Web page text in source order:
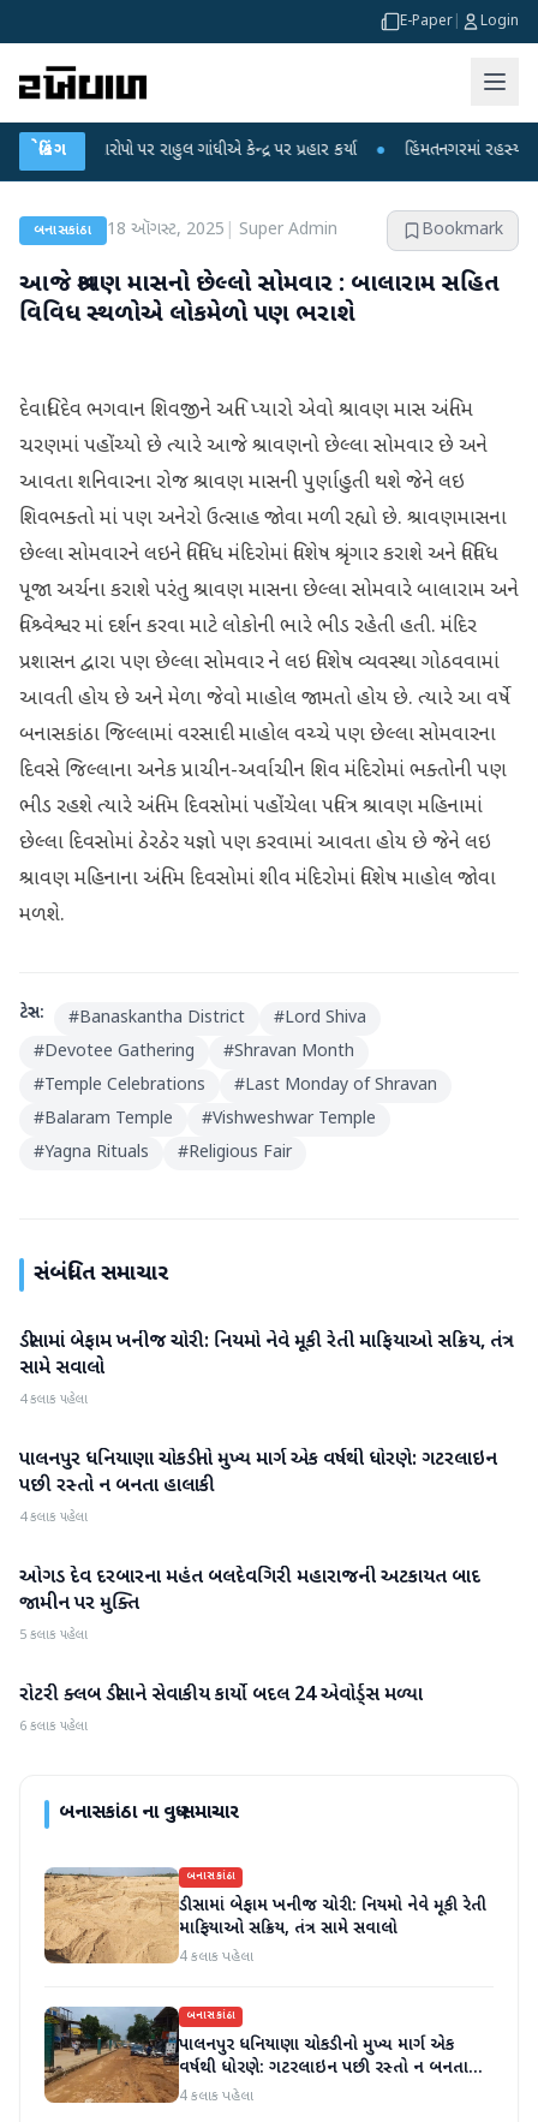
E-Paper Login
બ્રેકિંગ
આરોપો પર રાહુલ ગાંધીએ કેન્દ્ર પર પ્રહાર કર્યા ● હિંમતનગરમાં રહસ્યમય વાયરસ
બનાસકાંઠા 18 ઑગસ્ટ, 2025 Super Admin Bookmark
આજે શ્રાવણ માસનો છેલ્લો સોમવાર : બાલારામ સહિત
વિવિધ સ્થળોએ લોકમેળો પણ ભરાશે
દેવાધિદેવ ભગવાન શિવજીને અતિ પ્યારો એવો શ્રાવણ માસ અંતિમ
ચરણમાં પહોંચ્યો છે ત્યારે આજે શ્રાવણ‌નો છેલ્લા સોમવાર છે અને
આવતા શનિવારના રોજ શ્રાવણ માસની પુર્ણાહુતી થશે જેને લઇ
શિવભક્તો માં પણ અનેરો ઉત્સાહ જોવા મળી રહ્યો છે. શ્રાવણમાસના
છેલ્લા સોમવારને લઇને વિવિધ મંદિરોમાં વિશેષ શ્રૃંગાર કરાશે અને વિવિધ
પૂજા અર્ચના કરાશે પરંતુ શ્રાવણ માસના છેલ્લા સોમવારે બાલારામ અને
વિશ્ર્વેશ્વર માં દર્શન કરવા માટે લોકોની ભારે ભીડ રહેતી હતી. મંદિર
પ્રશાસન દ્વારા પણ છેલ્લા સોમવાર ને લઇ વિશેષ વ્યવસ્થા ગોઠવવામાં
આવતી હોય છે અને મેળા જેવો માહોલ જામતો હોય છે. ત્યારે આ વર્ષે
બનાસકાંઠા જિલ્લામાં વરસાદી માહોલ વચ્ચે પણ છેલ્લા સોમવારના
દિવસે જિલ્લાના અનેક પ્રાચીન-અર્વાચીન શિવ મંદિરોમાં ભક્તોની પણ
ભીડ રહશે ત્યારે અંતિમ દિવસોમાં પહોંચેલા પવિત્ર શ્રાવણ મહિનામાં
છેલ્લા દિવસોમાં ઠેરઠેર યજ્ઞો પણ કરવામાં આવતા હોય છે જેને લઇ
શ્રાવણ મહિનાના અંતિમ દિવસોમાં શીવ મંદિરોમાં વિશેષ માહોલ જોવા
મળશે.
ટેગ્સ: #Banaskantha District #Lord Shiva
#Devotee Gathering #Shravan Month
#Temple Celebrations #Last Monday of Shravan
#Balaram Temple #Vishweshwar Temple
#Yagna Rituals #Religious Fair
સંબંધિત સમાચાર
બનાસકાંઠા
ડીસામાં બેફામ ખનીજ ચોરી: નિયમો નેવે મૂકી રેતી માફિયાઓ સક્રિય, તંત્ર
સામે સવાલો
4 કલાક પહેલા
બનાસકાંઠા
પાલનપુર ધનિયાણા ચોકડીનો મુખ્ય માર્ગ એક વર્ષથી ધોરણે: ગટરલાઇન
પછી રસ્તો ન બનતા હાલાકી
4 કલાક પહેલા
બનાસકાંઠા
ઓગડ દેવ દરબારના મહંત બલદેવગિરી મહારાજની અટકાયત બાદ
જામીન પર મુક્તિ
5 કલાક પહેલા
બનાસકાંઠા
રોટરી ક્લબ ડીસાને સેવાકીય કાર્યો બદલ 24 એવોર્ડ્સ મળ્યા
6 કલાક પહેલા
બનાસકાંઠાના વધુ સમાચાર
બનાસકાંઠા
ડીસામાં બેફામ ખનીજ ચોરી: નિયમો નેવે મૂકી રેતી
માફિયાઓ સક્રિય, તંત્ર સામે સવાલો
4 કલાક પહેલા
બનાસકાંઠા
પાલનપુર ધનિયાણા ચોકડીનો મુખ્ય માર્ગ એક
વર્ષથી ધોરણે: ગટરલાઇન પછી રસ્તો ન બનતા
હાલાકી
4 કલાક પહેલા